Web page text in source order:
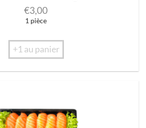
€3,00
1 pièce
+1 au panier